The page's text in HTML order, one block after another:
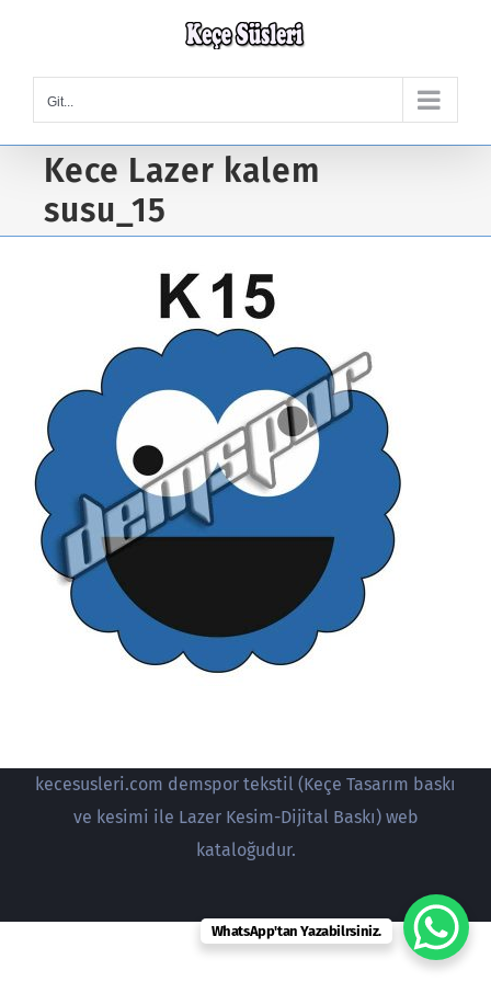
content
Git...
Kece Lazer kalem
susu_15
kecesusleri.com demspor tekstil (Keçe Tasarım baskı
ve kesimi ile Lazer Kesim-Dijital Baskı) web
kataloğudur.
WhatsApp'tan Yazabilrsiniz.